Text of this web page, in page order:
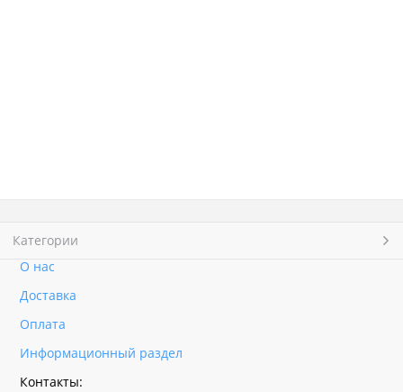
Категории
О нас
Доставка
Оплата
Информационный раздел
Контакты: